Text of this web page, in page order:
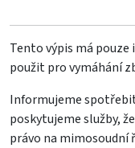
Tento výpis má
použit pro vymáhání
Informujeme
poskytujeme služby,
právo na